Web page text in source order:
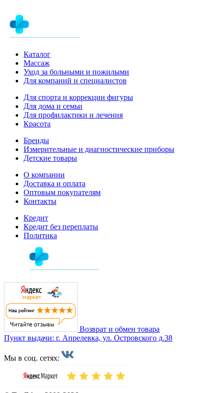
Каталог
Массаж
Уход за больными и пожилыми
Для компаний и специалистов
Для спорта и коррекции фигуры
Для дома и семьи
Для профилактики и лечения
Красота
Бренды
Измерительные и диагностические приборы
Детские товары
О компании
Доставка и оплата
Оптовым покупателям
Контакты
Кредит
Кредит без переплаты
Политика
Возврат и обмен товара
Пункт выдачи: г. Апрелевка, ул. Островского д.38
Мы в соц. сетях: